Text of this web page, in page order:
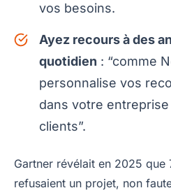
vos besoins.
Ayez recours à des
quotidien : “comme
personnalise vos
dans votre
clients”.
Gartner révélait en 2025 que
refusaient un projet, non